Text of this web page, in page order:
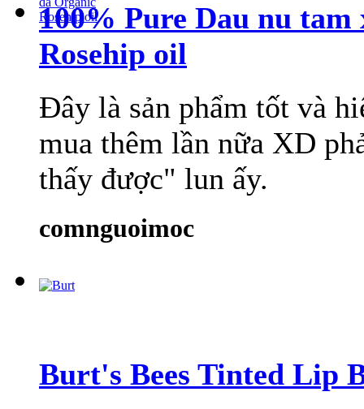
100% Pure Dau nu
Rosehip oil
Đây là sản phẩm tốt và
mua thêm lần nữa XD
thấy được" lun ấy.
comnguoimoc
Burt's Bees Tinted Lip